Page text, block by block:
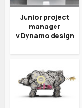
Junior project
manager
v Dynamo design